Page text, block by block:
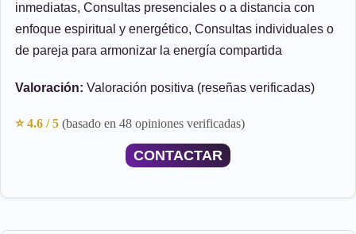
inmediatas, Consultas presenciales o a distancia con
enfoque espiritual y energético, Consultas individuales o
de pareja para armonizar la energía compartida
Valoración: Valoración positiva (reseñas verificadas)
⭐ 4.6 / 5 (basado en 48 opiniones verificadas)
CONTACTAR